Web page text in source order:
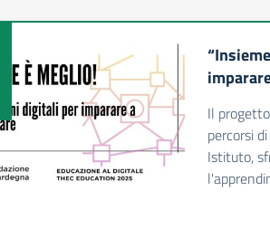
Il
percorsi
Istituto,